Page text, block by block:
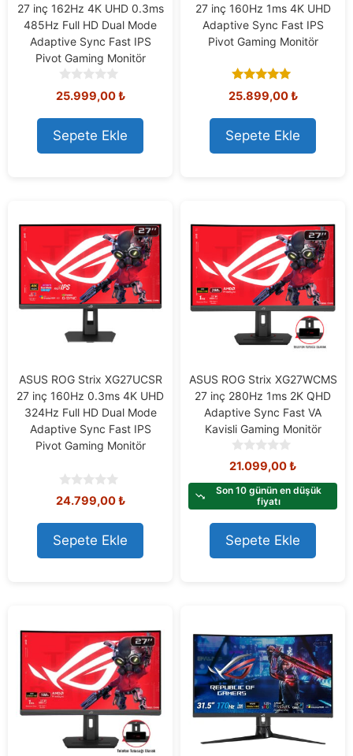
27 inç 162Hz 4K UHD 0.3ms
485Hz Full HD Dual Mode
Adaptive Sync Fast IPS
Pivot Gaming Monitör
0
o
u
t
o
f
25.999,00₺
Sepete Ekle
27 inç 160Hz 1ms 4K UHD
Adaptive Sync Fast IPS
Pivot Gaming Monitör
5.00
out of 5
25.899,00₺
Sepete Ekle
ASUS ROG Strix XG27UCSR
27 inç 160Hz 0.3ms 4K UHD
324Hz Full HD Dual Mode
Adaptive Sync Fast IPS
Pivot Gaming Monitör
0
o
u
t
o
f
24.799,00₺
Sepete Ekle
ASUS ROG Strix XG27WCMS
27 inç 280Hz 1ms 2K QHD
Adaptive Sync Fast VA
Kavisli Gaming Monitör
0
o
u
5
21.099,00₺
Son 10 günün en düşük
fiyatı
Sepete Ekle